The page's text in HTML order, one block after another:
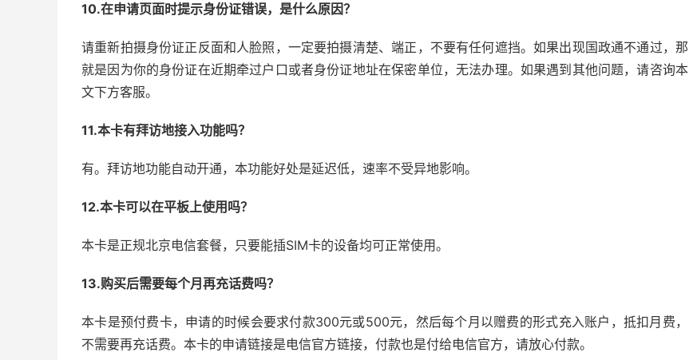
10.在申请页面时提示身份证错误，是什么原因？
请重新拍摄身份证正反面和人脸照，一定要拍摄清楚、端正，不要有任何遮挡。如果出现国政通不通过，那
就是因为你的身份证在近期牵过户口或者身份证地址在保密单位，无法办理。如果遇到其他问题，请咨询本
文下方客服。
11.本卡有拜访地接入功能吗？
有。拜访地功能自动开通，本功能好处是延迟低，速率不受异地影响。
12.本卡可以在平板上使用吗？
本卡是正规北京电信套餐，只要能插SIM卡的设备均可正常使用。
13.购买后需要每个月再充话费吗？
本卡是预付费卡，申请的时候会要求付款300元或500元，然后每个月以赠费的形式充入账户，抵扣月费，
不需要再充话费。本卡的申请链接是电信官方链接，付款也是付给电信官方，请放心付款。